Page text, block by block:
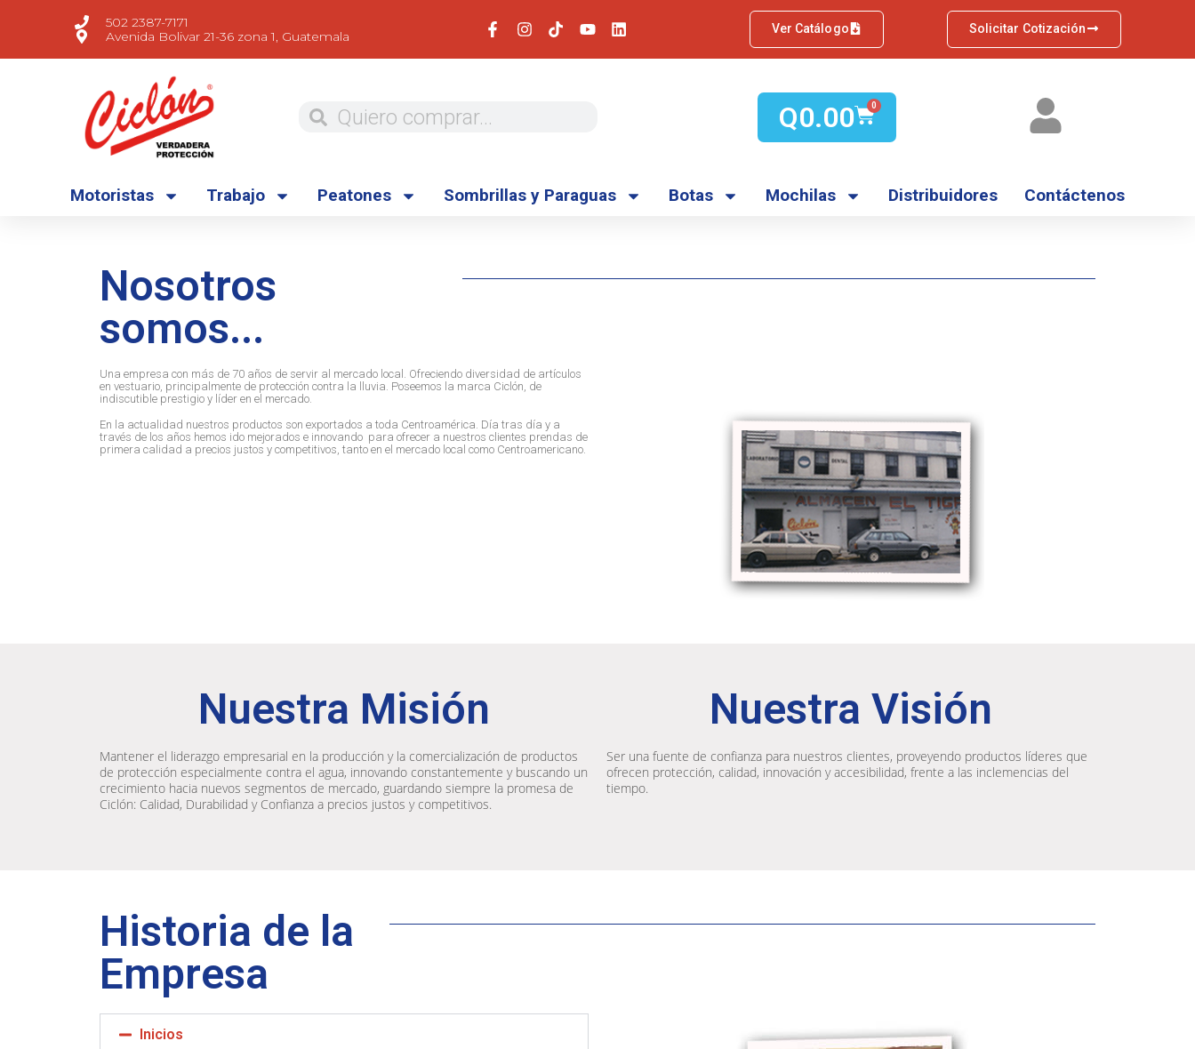
502 2387-7171
Avenida Bolivar 21-36 zona 1, Guatemala
Ver Catálogo Solicitar Cotización
Q0.00 0
Motoristas Trabajo Peatones Sombrillas y Paraguas Botas Mochilas Distribuidores Contáctenos
Nosotros
somos...
Una empresa con más de 70 años de servir al mercado local. Ofreciendo diversidad de artículos
en vestuario, principalmente de protección contra la lluvia. Poseemos la marca Ciclón, de
indiscutible prestigio y líder en el mercado.
En la actualidad nuestros productos son exportados a toda Centroamérica. Día tras día y a
través de los años hemos ido mejorados e innovando para ofrecer a nuestros clientes prendas de
primera calidad a precios justos y competitivos, tanto en el mercado local como Centroamericano.
Nuestra Misión
Mantener el liderazgo empresarial en la producción y la comercialización de productos
de protección especialmente contra el agua, innovando constantemente y buscando un
crecimiento hacia nuevos segmentos de mercado, guardando siempre la promesa de
Ciclón: Calidad, Durabilidad y Confianza a precios justos y competitivos.
Nuestra Visión
Ser una fuente de confianza para nuestros clientes, proveyendo productos líderes que
ofrecen protección, calidad, innovación y accesibilidad, frente a las inclemencias del
tiempo.
Historia de la
Empresa
Inicios